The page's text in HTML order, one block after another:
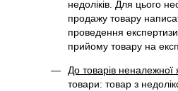
недоліків. Для цього
продажу товару
проведення
прийому товару на
До товарів неналежної
товари: товар з